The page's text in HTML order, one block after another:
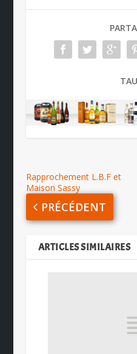
Rapprochement L.B.F et
Maison Sassy
PRÉCÉDENT
ARTICLES SIMILAIRES